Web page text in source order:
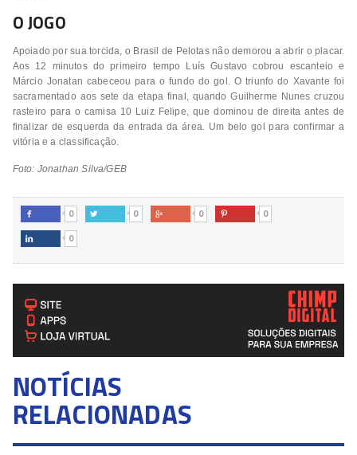
O JOGO
Apoiado por sua torcida, o Brasil de Pelotas não demorou a abrir o placar.
Aos 12 minutos do primeiro tempo Luís Gustavo cobrou escanteio e
Márcio Jonatan cabeceou para o fundo do gol. O triunfo do Xavante foi
sacramentado aos sete da etapa final, quando Guilherme Nunes cruzou
rasteiro para o camisa 10 Luiz Felipe, que dominou de direita antes de
finalizar de esquerda da entrada da área. Um belo gol para confirmar a
vitória e a classificação.
Foto: Jonathan Silva/GEB
 0  0  0  0
 0
NOTÍCIAS
RELACIONADAS